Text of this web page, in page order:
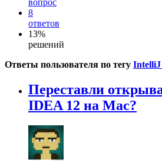
вопрос
8
ответов
13%
решений
Ответы пользователя по тегу
Переставли
IDEA 12 на Mac?